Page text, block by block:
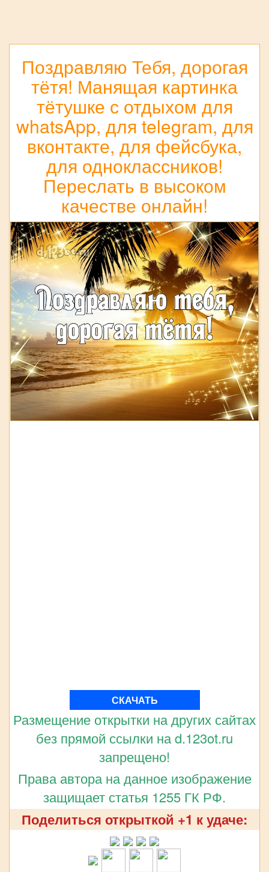
Поздравляю Тебя, дорогая
тётя! Манящая картинка
тётушке с отдыхом для
whatsApp, для telegram, для
вконтакте, для фейсбука,
для одноклассников!
Переслать в высоком
качестве онлайн!
СКАЧАТЬ
Размещение открытки на других сайтах
без прямой ссылки на d.123ot.ru
запрещено!
Права автора на данное изображение
защищает статья 1255 ГК РФ.
Поделиться открыткой +1 к удаче: